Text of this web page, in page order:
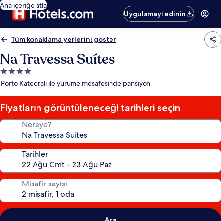
Ana içeriğe atla
Uygulamayı edinin
Tüm konaklama yerlerini göster
Na Travessa Suítes
4.0
yıldızlı
yeri
Porto Katedrali ile yürüme mesafesinde pansiyon
Fiyatların görüntüleneceği tarihleri seçin
Nereye?
Tarihler
Misafir sayısı